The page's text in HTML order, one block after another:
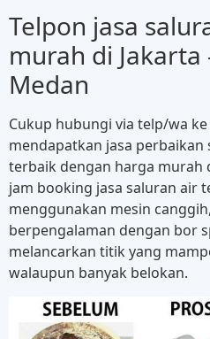
Telpon jasa
murah di Jakarta
Medan
Cukup hubungi via telp/wa ke
mendapatkan jasa
terbaik dengan harga murah
jam booking jasa saluran air
menggunakan mesin
berpengalaman dengan bor
melancarkan titik yang
walaupun banyak belokan.